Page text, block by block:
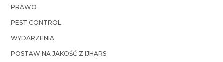
PRAWO
PEST CONTROL
WYDARZENIA
POSTAW NA JAKOŚĆ Z IJHARS